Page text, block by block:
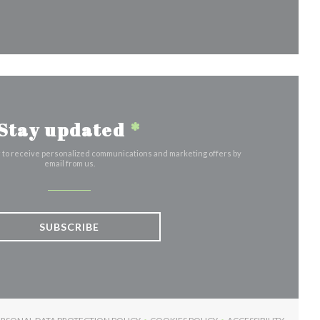
updated *
receive personalized communications and marketing offers by
email from us.
SUBSCRIBE